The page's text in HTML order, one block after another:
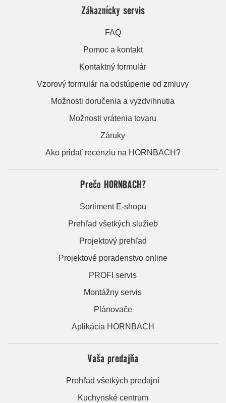
Zákaznícky servis
FAQ
Pomoc a kontakt
Kontaktný formulár
Vzorový formulár na odstúpenie od zmluvy
Možnosti doručenia a vyzdvihnutia
Možnosti vrátenia tovaru
Záruky
Ako pridať recenziu na HORNBACH?
Prečo HORNBACH?
Sortiment E-shopu
Prehľad všetkých služieb
Projektový prehľad
Projektové poradenstvo online
PROFI servis
Montážny servis
Plánovače
Aplikácia HORNBACH
Vaša predajňa
Prehľad všetkých predajní
Kuchynské centrum